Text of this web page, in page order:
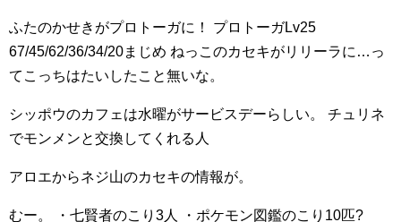
ふたのかせきがプロトーガに！
プロトーガLv25
67/45/62/36/34/20まじめ ねっこのカセキがリリーラに…っ
てこっちはたいしたこと無いな。
シッポウのカフェは水曜がサービスデーらしい。
チュリネ
でモンメンと交換してくれる人
アロエからネジ山のカセキの情報が。
むー。 ・七賢者のこり3人 ・ポケモン図鑑のこり10匹?